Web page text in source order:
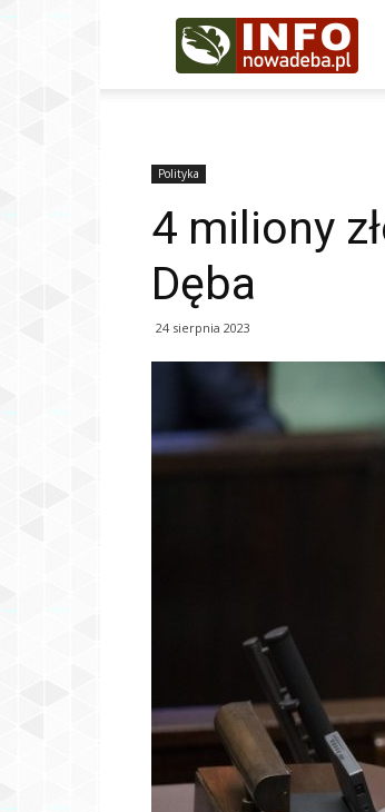
Polityka
4 miliony
Dęba
24 sierpnia 2023